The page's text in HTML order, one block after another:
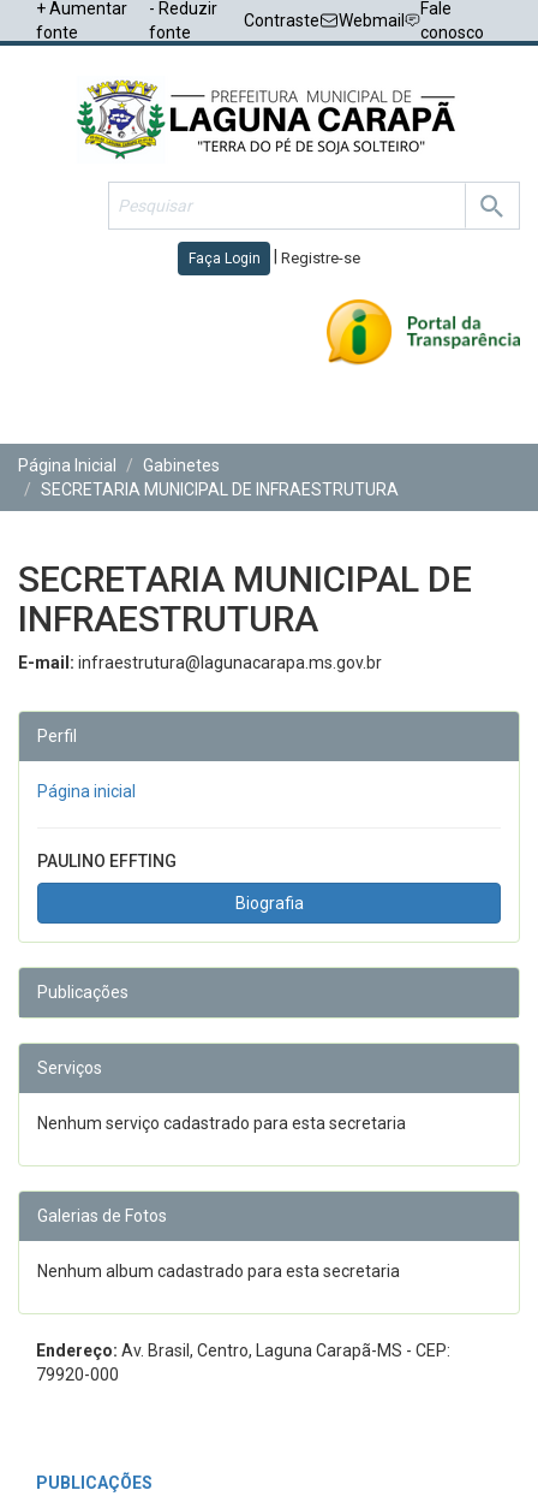
+ Aumentar
fonte
- Reduzir
fonte
Contraste Webmail
Fale
conosco
Faça Login Registre-se
Página Inicial
Gabinetes
SECRETARIA MUNICIPAL DE INFRAESTRUTURA
SECRETARIA MUNICIPAL DE
INFRAESTRUTURA
E-mail: infraestrutura@lagunacarapa.ms.gov.br
Perfil
Página inicial
PAULINO EFFTING
Biografia
Publicações
Serviços
Nenhum serviço cadastrado para esta secretaria
Galerias de Fotos
Nenhum album cadastrado para esta secretaria
Endereço: Av. Brasil, Centro, Laguna Carapã-MS - CEP:
79920-000
PUBLICAÇÕES